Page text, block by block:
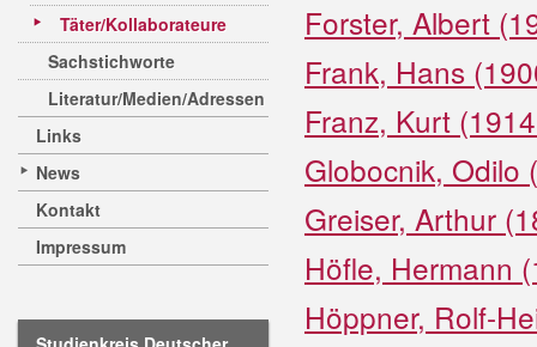
Täter/Kollaborateure
Sachstichworte
Literatur/Medien/Adressen
Links
News
Kontakt
Impressum
Forster, Albert
Frank, Hans
Franz, Kurt
Globocnik, Odilo
Greiser, Arthur
Höfle, Hermann
Höppner, Rolf-